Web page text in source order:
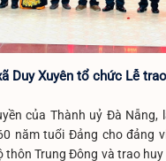
Duy Xuyên tổ chức Lễ
của Thành uỷ Đà Nẵng,
năm tuổi Đảng cho đảng
Trung Đông và trao huy